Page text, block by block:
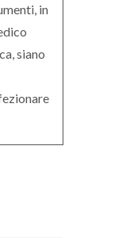
in
siano